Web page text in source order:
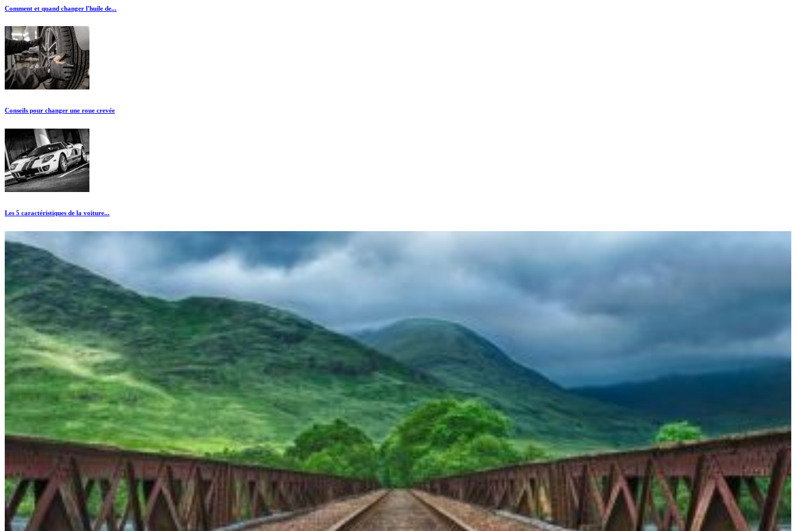
Comment et quand changer l'huile de...
Conseils pour changer une roue crevée
Les 5 caractéristiques de la voiture...